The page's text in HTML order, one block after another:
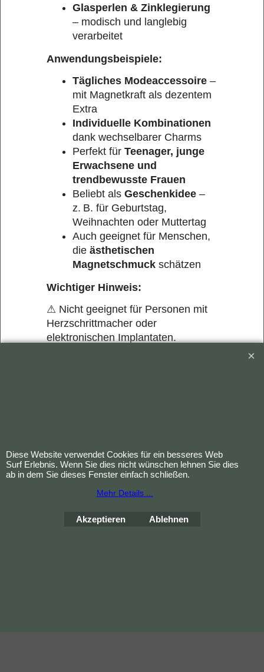
Glasperlen & Zinklegierung
– modisch und langlebig
verarbeitet
Anwendungsbeispiele:
Tägliches Modeaccessoire –
mit Magnetkraft als dezentem
Extra
Individuelle Kombinationen
dank wechselbarer Charms
Perfekt für Teenager, junge
Erwachsene und
trendbewusste Frauen
Beliebt als Geschenkidee –
z. B. für Geburtstag,
Weihnachten oder Muttertag
Auch geeignet für Menschen,
die ästhetischen
Magnetschmuck schätzen
Wichtiger Hinweis:
⚠ Nicht geeignet für Personen mit
Herzschrittmacher oder
elektronischen Implantaten.
✔ 5 wechselbare Charms
Bestellung widerrufen
Diese Website verwendet Cookies für ein besseres Web
Surf Erlebnis. Wenn Sie dies nicht wünschen lehnen Sie dies
ab in dem Sie dieses Fenster einfach schließen.
Mehr Details ...
Akzeptieren Ablehnen